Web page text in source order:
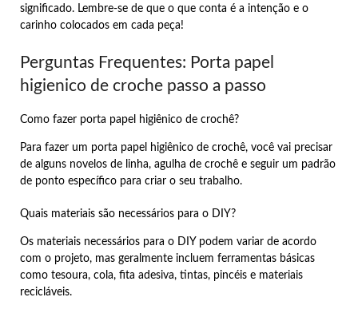
significado. Lembre-se de que o que conta é a intenção e o
carinho colocados em cada peça!
Perguntas Frequentes: Porta papel
higienico de croche passo a passo
Como fazer porta papel higiênico de crochê?
Para fazer um porta papel higiênico de crochê, você vai precisar
de alguns novelos de linha, agulha de crochê e seguir um padrão
de ponto específico para criar o seu trabalho.
Quais materiais são necessários para o DIY?
Os materiais necessários para o DIY podem variar de acordo
com o projeto, mas geralmente incluem ferramentas básicas
como tesoura, cola, fita adesiva, tintas, pincéis e materiais
recicláveis.